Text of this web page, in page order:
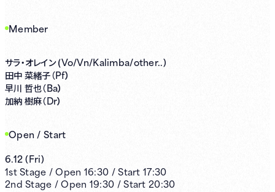
Member
サラ・オレイン (Vo/Vn/Kalimba/other..)
田中 菜緒子（Pf）
早川 哲也（Ba）
加納 樹麻（Dr）
Open / Start
6.12(Fri)
1stStage /Open 16:30 /Start 17:30
2nd Stage /Open 19:30 /Start 20:30